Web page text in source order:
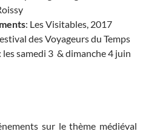
: Les Visitables, 2017
des Voyageurs du Temps
: les samedi 3 & dimanche 4 juin
sur le thème médiéval